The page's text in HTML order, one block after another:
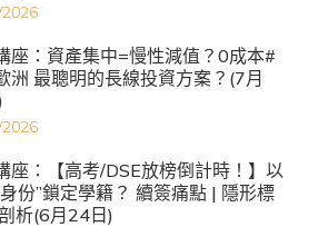
座：資產集中=慢性減值？0成本#
洲 最聰明的長線投資方案？(7月
座：【高考/DSE放榜倒計時！】以
份”鎖定學籍？ 續簽痛點 | 隱形標
析(6月24日)